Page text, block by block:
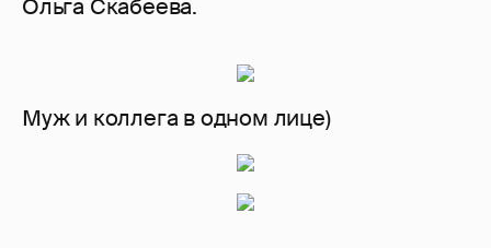
Ольга Скабеева.
Муж и коллега в одном лице)